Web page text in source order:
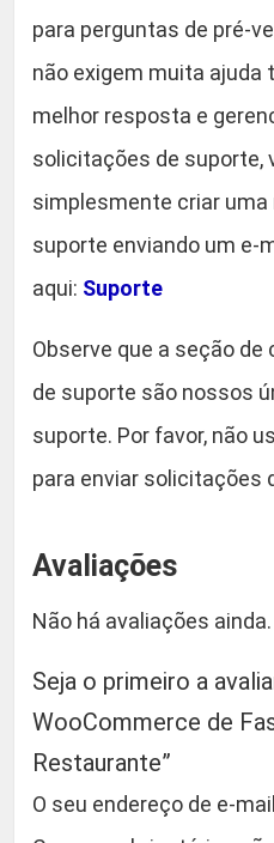
para perguntas de pré-
não exigem muita ajuda
melhor resposta e
solicitações de suporte,
simplesmente criar
suporte enviando um e-
aqui: Suporte
Observe que a seção de
de suporte são nossos
suporte. Por favor, não
para enviar solicitações
Avaliações
Não há avaliações ainda.
Seja o primeiro a
WooCommerce de
Restaurante”
O seu endereço de e-